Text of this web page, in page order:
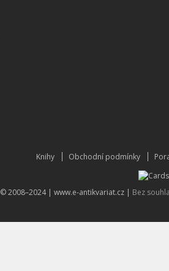
Knihy Obchodní podmínky
© 2008–2024 | www.e-antikvariat.cz | Bez